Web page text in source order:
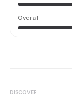
Overall
DISCOVER